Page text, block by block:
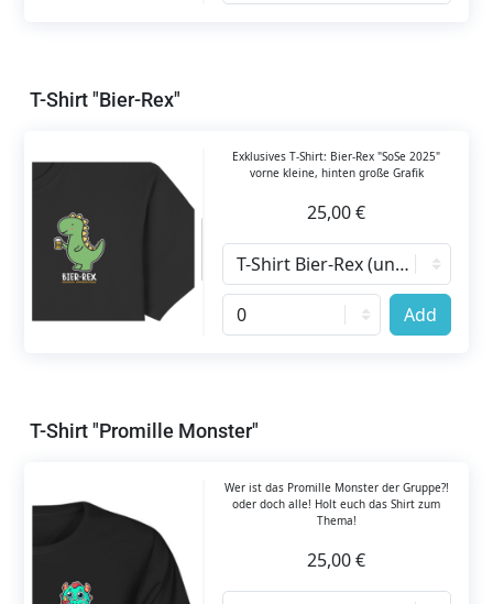
T-Shirt "Bier-Rex"
Exklusives T-Shirt: Bier-Rex "SoSe 2025"
vorne kleine, hinten große Grafik
25,00 €
Add
T-Shirt "Promille Monster"
Wer ist das Promille Monster der Gruppe?!
oder doch alle! Holt euch das Shirt zum
Thema!
25,00 €